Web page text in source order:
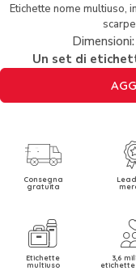
Etichette nome multiuso,
Un set di
Consegna
gratuita
Etichette
multiuso
3,6